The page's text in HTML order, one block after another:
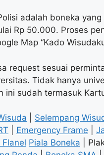
adalah boneka
Rp 50.000. Proses
Map “Kado
request sesuai
Tidak hanya
ini sudah termasuk
Selempang
Emergency Frame
Flanel Piala Boneka |